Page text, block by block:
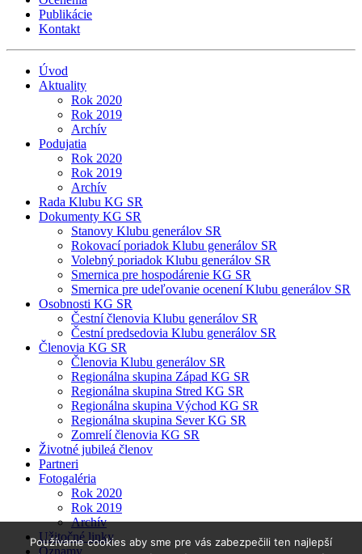
Publikácie
Kontakt
Úvod
Aktuality
Rok 2020
Rok 2019
Archív
Podujatia
Rok 2020
Rok 2019
Archív
Rada Klubu KG SR
Dokumenty KG SR
Stanovy Klubu generálov SR
Rokovací poriadok Klubu generálov SR
Volebný poriadok Klubu generálov SR
Smernica pre hospodárenie KG SR
Smernica pre udeľovanie ocenení Klubu generálov SR
Osobnosti KG SR
Čestní členovia Klubu generálov SR
Čestní predsedovia Klubu generálov SR
Členovia KG SR
Členovia Klubu generálov SR
Regionálna skupina Západ KG SR
Regionálna skupina Stred KG SR
Regionálna skupina Východ KG SR
Regionálna skupina Sever KG SR
Zomrelí členovia KG SR
Životné jubileá členov
Partneri
Fotogaléria
Rok 2020
Rok 2019
Archív
Užitočné linky
Oznamy
Používame cookies aby sme pre vás zabezpečili ten najlepší